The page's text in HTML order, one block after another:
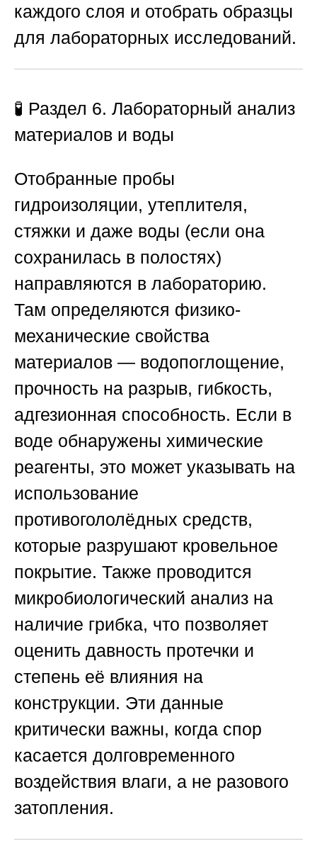
каждого слоя и отобрать образцы
для лабораторных исследований.
🧪 Раздел 6. Лабораторный анализ
материалов и воды
Отобранные пробы
гидроизоляции, утеплителя,
стяжки и даже воды (если она
сохранилась в полостях)
направляются в лабораторию.
Там определяются физико-
механические свойства
материалов — водопоглощение,
прочность на разрыв, гибкость,
адгезионная способность. Если в
воде обнаружены химические
реагенты, это может указывать на
использование
противогололёдных средств,
которые разрушают кровельное
покрытие. Также проводится
микробиологический анализ на
наличие грибка, что позволяет
оценить давность протечки и
степень её влияния на
конструкции. Эти данные
критически важны, когда спор
касается долговременного
воздействия влаги, а не разового
затопления.